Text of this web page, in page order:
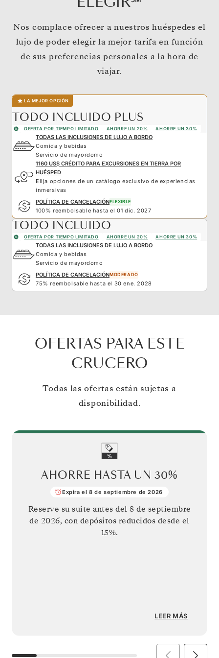
Nos complace ofrecer a nuestros huéspedes el
lujo de poder elegir la mejor tarifa en función
de sus preferencias personales a la hora de
viajar.
LA MEJOR OPCIÓN
TODO INCLUIDO PLUS
OFERTA POR TIEMPO LIMITADO AHORRE UN 20% AHORRE UN 30%
TODAS LAS INCLUSIONES DE LUJO A BORDO
Comida y bebidas
Servicio de mayordomo
1160 US$ CRÉDITO PARA EXCURSIONES EN TIERRA POR
HUÉSPED
Elija opciones de un catálogo exclusivo de experiencias
inmersivas
POLÍTICA DE CANCELACIÓNFLEXIBLE
100% reembolsable hasta el 01 dic. 2027
TODO INCLUIDO
OFERTA POR TIEMPO LIMITADO AHORRE UN 20% AHORRE UN 30%
TODAS LAS INCLUSIONES DE LUJO A BORDO
Comida y bebidas
Servicio de mayordomo
POLÍTICA DE CANCELACIÓNMODERADO
75% reembolsable hasta el 30 ene. 2028
OFERTAS PARA ESTE
CRUCERO
Todas las ofertas están sujetas a
disponibilidad.
AHORRE HASTA UN 30%
Expira el 8 de septiembre de 2026
Reserve su suite antes del 8 de septiembre
de 2026, con depósitos reducidos desde el
15%.
LEER MÁS